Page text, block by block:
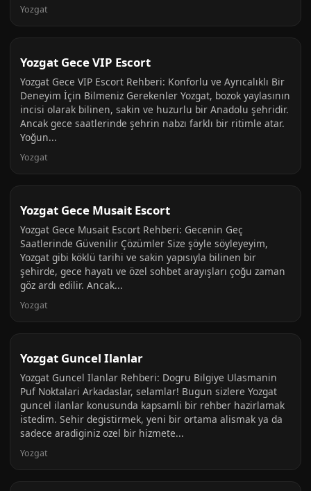
Yozgat
Yozgat Gece VIP Escort
Yozgat Gece VIP Escort Rehberi: Konforlu ve Ayrıcalıklı Bir
Deneyim İçin Bilmeniz Gerekenler Yozgat, bozok yaylasının
incisi olarak bilinen, sakin ve huzurlu bir Anadolu şehridir.
Ancak gece saatlerinde şehrin nabzı farklı bir ritimle atar.
Yoğun...
Yozgat
Yozgat Gece Musait Escort
Yozgat Gece Musait Escort Rehberi: Gecenin Geç
Saatlerinde Güvenilir Çözümler Size şöyle söyleyeyim,
Yozgat gibi köklü tarihi ve sakin yapısıyla bilinen bir
şehirde, gece hayatı ve özel sohbet arayışları çoğu zaman
göz ardı edilir. Ancak...
Yozgat
Yozgat Guncel Ilanlar
Yozgat Guncel Ilanlar Rehberi: Dogru Bilgiye Ulasmanin
Puf Noktalari Arkadaslar, selamlar! Bugun sizlere Yozgat
guncel ilanlar konusunda kapsamli bir rehber hazirlamak
istedim. Sehir degistirmek, yeni bir ortama alismak ya da
sadece aradiginiz ozel bir hizmete...
Yozgat